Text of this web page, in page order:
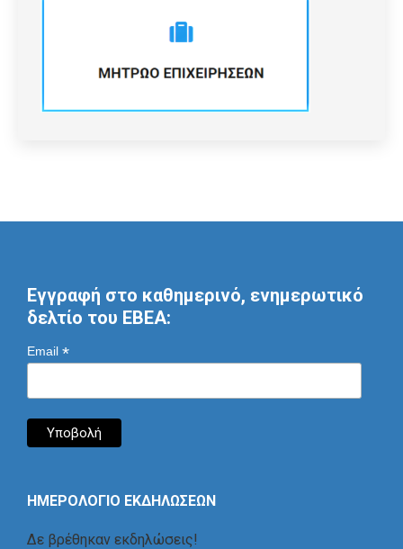
Εγγραφή στο καθημερινό, ενημερωτικό
δελτίο του ΕΒΕΑ:
Email *
ΗΜΕΡΟΛΟΓΙΟ ΕΚΔΗΛΩΣΕΩΝ
Δε βρέθηκαν εκδηλώσεις!